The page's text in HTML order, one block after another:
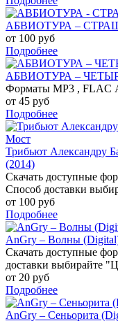
АБВИОТУРА –
от 100 руб
Подробнее
АБВИОТУРА –
Форматы MP3 , FLAC
от 45 руб
Подробнее
Трибьют Александру
(2014)
Скачать доступные
Способ доставки
от 100 руб
Подробнее
AnGry – Волны
Скачать доступные
доставки выбирайте
от 20 руб
Подробнее
AnGry – Сеньорита